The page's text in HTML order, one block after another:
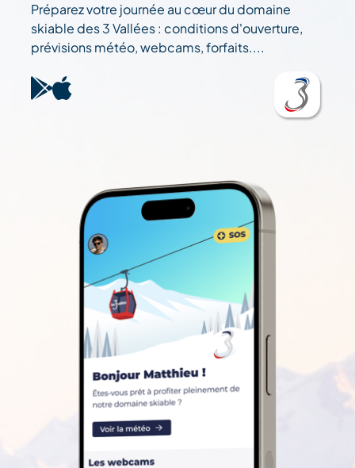
Préparez votre journée au cœur du domaine
skiable des 3 Vallées : conditions d'ouverture,
prévisions météo, webcams, forfaits....